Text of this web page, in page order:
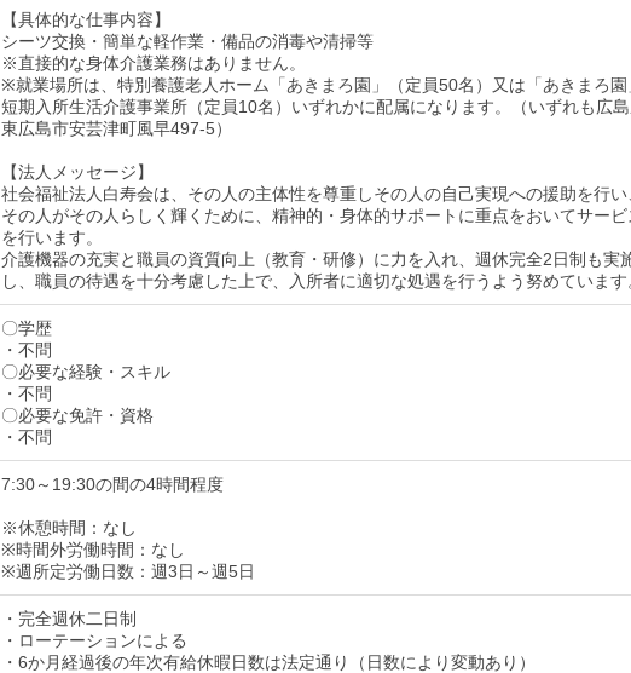
【具体的な仕事内容】
シーツ交換・簡単な軽作業・備品の消毒や清掃等
※直接的な身体介護業務はありません。
※就業場所は、特別養護老人ホーム「あきまろ園」（定員50名）又は「あきまろ園
短期入所生活介護事業所（定員10名）いずれかに配属になります。（いずれも広
東広島市安芸津町風早497-5）
【法人メッセージ】
社会福祉法人白寿会は、その人の主体性を尊重しその人の自己実現への援助を行い
その人がその人らしく輝くために、精神的・身体的サポートに重点をおいてサービ
を行います。
介護機器の充実と職員の資質向上（教育・研修）に力を入れ、週休完全2日制も実
し、職員の待遇を十分考慮した上で、入所者に適切な処遇を行うよう努めています
〇学歴
・不問
〇必要な経験・スキル
・不問
〇必要な免許・資格
・不問
7:30～19:30の間の4時間程度
※休憩時間：なし
※時間外労働時間：なし
※週所定労働日数：週3日～週5日
・完全週休二日制
・ローテーションによる
・6か月経過後の年次有給休暇日数は法定通り（日数により変動あり）